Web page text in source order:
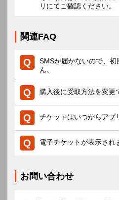
リにてご確認ください。
関連FAQ
SMSが届かないので、
ん。
購入後に受取方法を変更
チケットはいつからアプ
電子チケットが表示され
お問い合わせ